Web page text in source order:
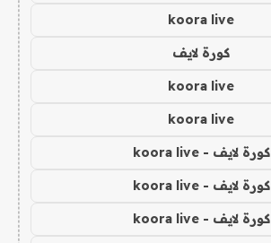
koora live
كورة لايف
koora live
koora live
كورة لايف - koora live
كورة لايف - koora live
كورة لايف - koora live